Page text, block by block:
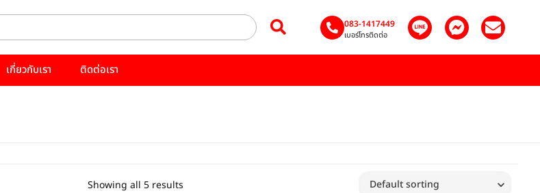
083-1417449
เบอร์โทรติดต่อ
เกี่ยวกับเรา ติดต่อเรา
Showing all 5 results